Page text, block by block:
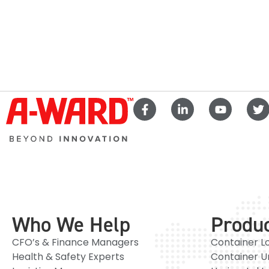
Who We Help
CFO’s & Finance Managers
Health & Safety Experts
Container
Container